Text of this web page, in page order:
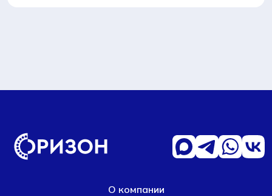
О компании